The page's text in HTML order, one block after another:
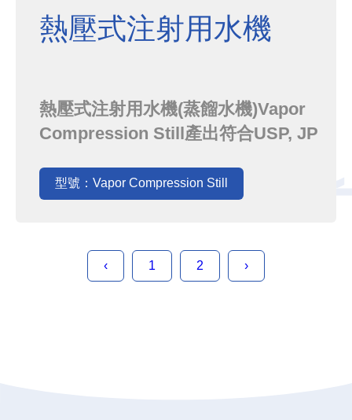
熱壓式注射用水機
熱壓式注射用水機(蒸餾水機)Vapor
Compression Still產出符合USP, JP
同原理技術:Falling Film 和 Rising
Film。
型號：Vapor Compression Still
‹ 1 2 ›